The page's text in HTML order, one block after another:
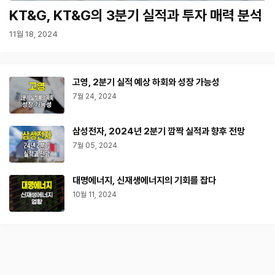
KT&G, KT&G의 3분기 실적과 투자 매력 분석
11월 18, 2024
고영, 2분기 실적 예상 하회와 성장 가능성
7월 24, 2024
삼성전자, 2024년 2분기 깜짝 실적과 향후 전망
7월 05, 2024
대명에너지, 신재생에너지의 기회를 잡다
10월 11, 2024